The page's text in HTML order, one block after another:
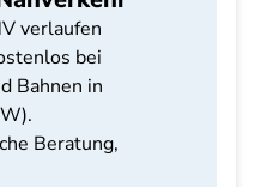
verlaufen
bei
Bahnen in
Beratung,